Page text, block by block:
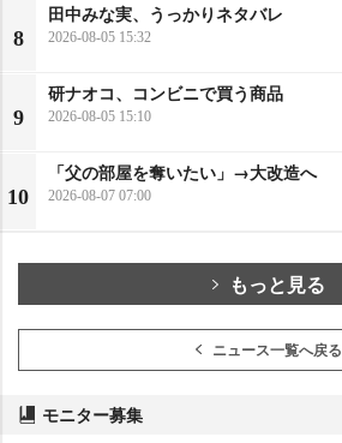
8
田中みな実、うっかりネタバレ
2026-08-05 15:32
9
研ナオコ、コンビニで買う商品
2026-08-05 15:10
10
「父の部屋を奪いたい」→大改造へ
2026-08-07 07:00
もっと見る
ニュース一覧へ戻る
モニター募集